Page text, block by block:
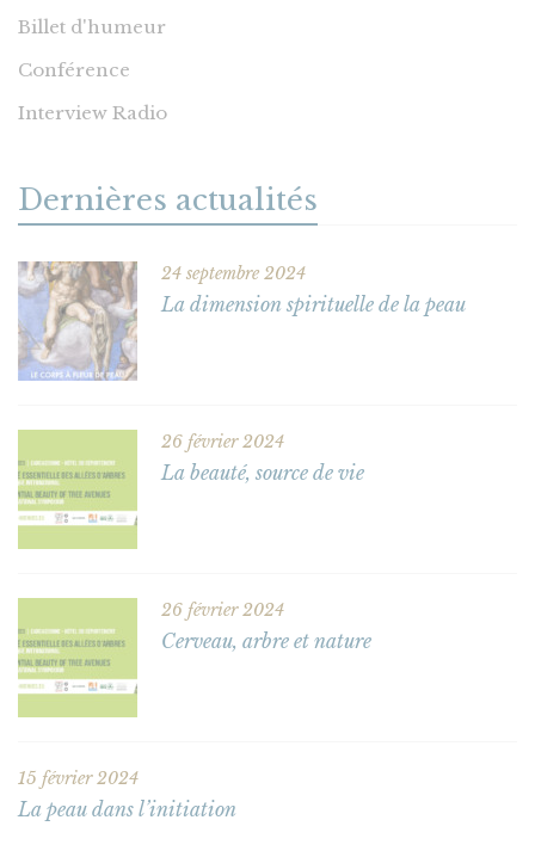
Billet d'humeur
Conférence
Interview Radio
Dernières actualités
24 septembre 2024
La dimension spirituelle de la peau
26 février 2024
La beauté, source de vie
26 février 2024
Cerveau, arbre et nature
15 février 2024
La peau dans l’initiation